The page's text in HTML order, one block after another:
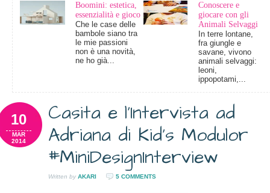
Boomini: estetica,
essenzialità e gioco
Che le case delle
bambole siano tra
le mie passioni
non è una novità,
ne ho già...
Conoscere e
giocare con gli
Animali Selvaggi
In terre lontane,
fra giungle e
savane, vivono
animali selvaggi:
leoni,
ippopotami,...
Casita e l’Intervista ad
Adriana di Kid’s Modulor
#MiniDesignInterview
10
MAR
2014
Written by AKARI 5 COMMENTS